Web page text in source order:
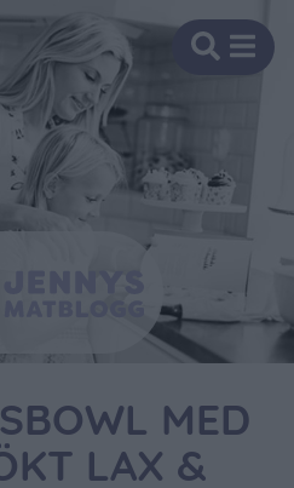
MED
LAX &